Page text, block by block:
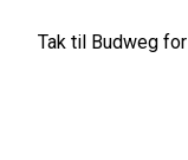
Tak til Budweg